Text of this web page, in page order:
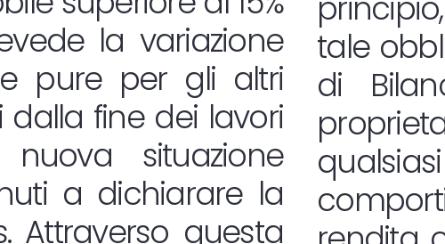
la variazione
pure per gli altri
dalla fine dei lavori
situazione
a dichiarare la
Attraverso questa
tale
di